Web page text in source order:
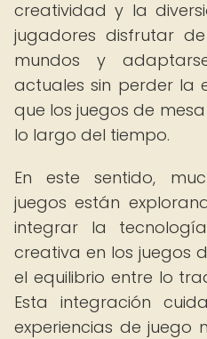
creatividad y la
jugadores disfrutar
mundos y
actuales sin perder la
que los juegos de
lo largo del tiempo.
En este sentido,
juegos están
integrar la
creativa en los juegos
el equilibrio entre lo
Esta integración
experiencias de juego